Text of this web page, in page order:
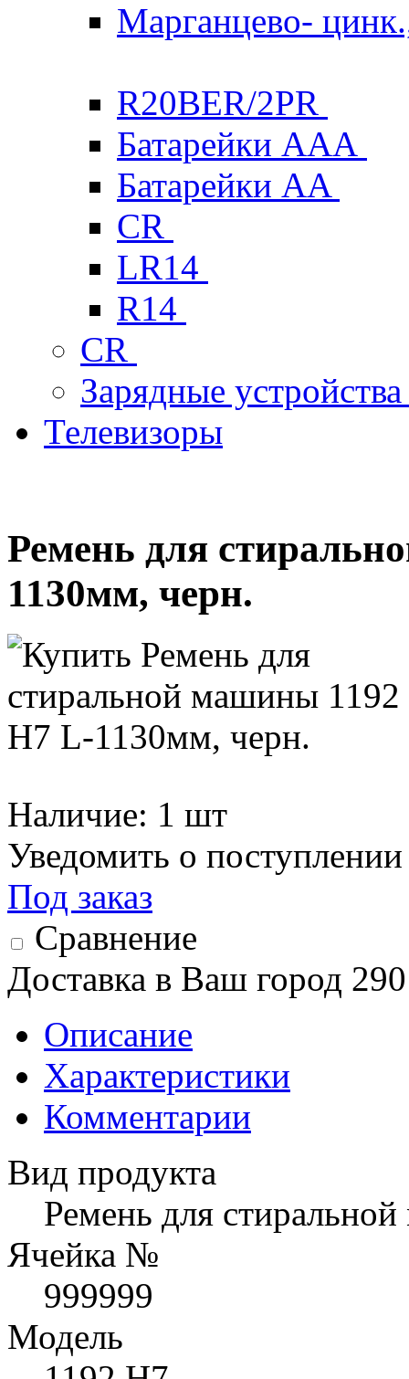
Марганцево-
R20BER/2PR
Батарейки ААА
Батарейки AA
CR
LR14
R14
CR
Зарядные
Телевизоры
Ремень для
1130мм, черн.
Наличие: 1 шт
Уведомить о поступлении
Под заказ
Сравнение
Доставка в Ваш город
Описание
Характеристики
Комментарии
Вид продукта
Ремень для
Ячейка №
999999
Модель